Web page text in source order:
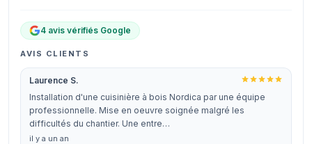
4 avis vérifiés Google
AVIS CLIENTS
Laurence S.
Installation d'une cuisinière à bois Nordica par une équipe
professionnelle. Mise en oeuvre soignée malgré les
difficultés du chantier. Une entre…
il y a un an